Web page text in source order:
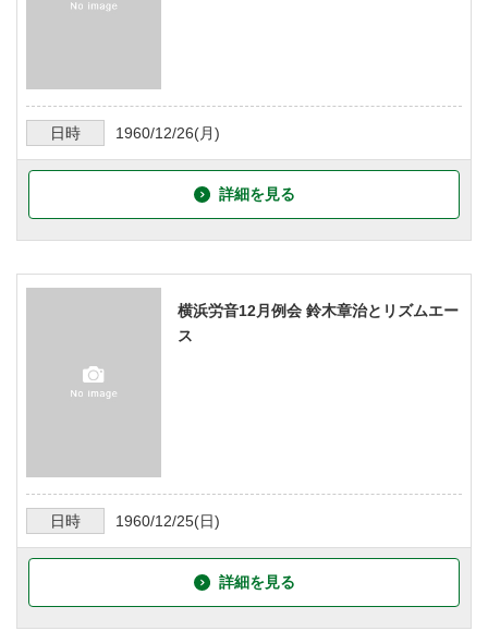
日時 1960/12/26(月)
詳細を見る
横浜労音12月例会 鈴木章治とリズムエー
ス
日時 1960/12/25(日)
詳細を見る